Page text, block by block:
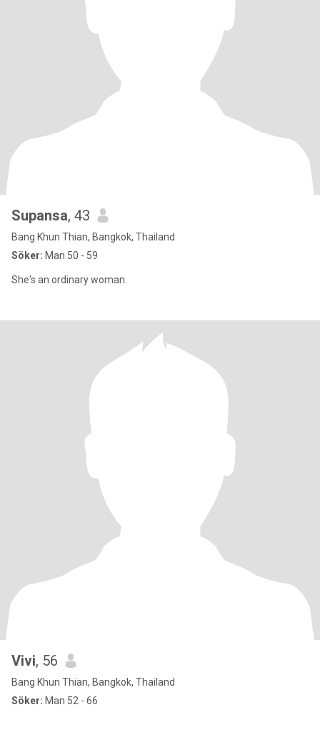
Supansa, 43
Bang Khun Thian, Bangkok, Thailand
Söker: Man 50 - 59
She's an ordinary woman.
Vivi, 56
Bang Khun Thian, Bangkok, Thailand
Söker: Man 52 - 66